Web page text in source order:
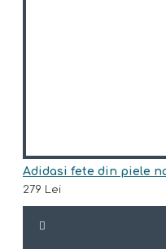
279 Lei